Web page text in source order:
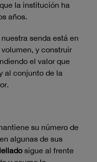
la institución ha
años.
senda está en
y construir
el valor que
al conjunto de la
su número de
algunas de sus
sigue al frente